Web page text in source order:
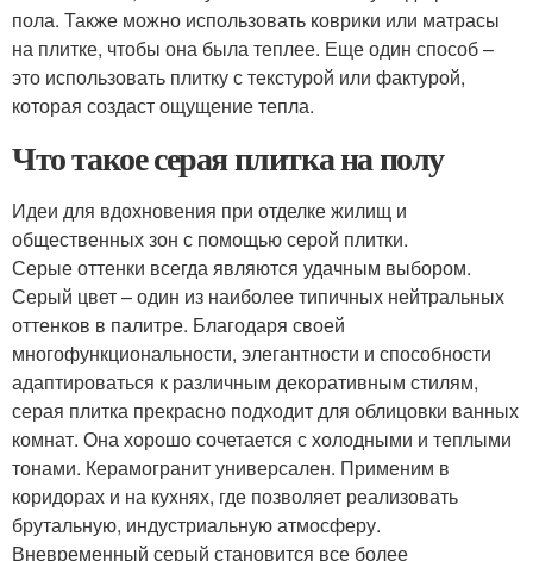
пола. Также можно использовать коврики или матрасы
на плитке, чтобы она была теплее. Еще один способ –
это использовать плитку с текстурой или фактурой,
которая создаст ощущение тепла.
Что такое серая плитка на полу
Идеи для вдохновения при отделке жилищ и
общественных зон с помощью серой плитки.
Серые оттенки всегда являются удачным выбором.
Серый цвет – один из наиболее типичных нейтральных
оттенков в палитре. Благодаря своей
многофункциональности, элегантности и способности
адаптироваться к различным декоративным стилям,
серая плитка прекрасно подходит для облицовки ванных
комнат. Она хорошо сочетается с холодными и теплыми
тонами. Керамогранит универсален. Применим в
коридорах и на кухнях, где позволяет реализовать
брутальную, индустриальную атмосферу.
Вневременный серый становится все более